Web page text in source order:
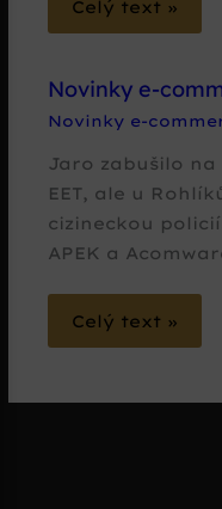
Celý text »
Novinky e-
Novinky e-
Jaro zabušilo
EET, ale u
cizineckou
APEK a
Celý text »